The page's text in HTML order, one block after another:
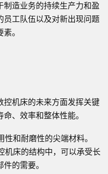
造业务的持续生产力和盈
员工队伍以及对新出现问题
。
控机床的未来方面发挥关键
、效率和整体性能。
和耐磨性的尖端材料。
机床的结构中，可以承受长
的需要。